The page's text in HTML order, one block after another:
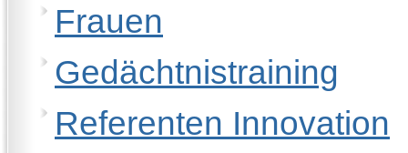
Frauen
Gedächtnistraining
Referenten Innovation